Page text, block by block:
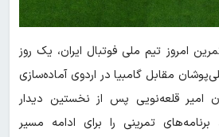
امروز تیم ملی فوتبال ایران، یک روز
۳ بر یک ملی‌پوشان مقابل گامبیا در اردوی آماده‌سازی
امیر قلعه‌نویی پس از نخستین دیدار
برنامه‌های تمرینی را برای ادامه مسیر